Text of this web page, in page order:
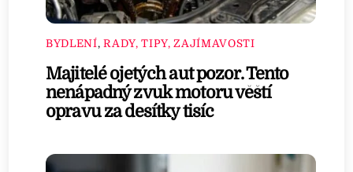
BYDLENÍ,RADY, TIPY, ZAJÍMAVOSTI
Majitelé ojetých aut pozor. Tento
nenápadný zvuk motoru věští
opravu za desítky tisíc